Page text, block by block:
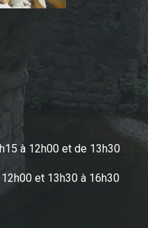
à 12h00 et de 13h30
et 13h30 à 16h30